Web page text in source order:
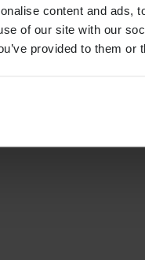
content and ads,
of our site with our
provided to them